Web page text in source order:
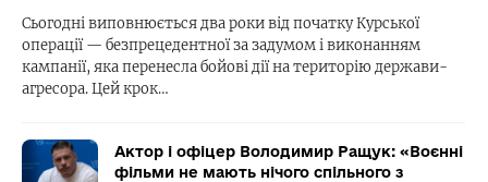
Сьогодні виповнюється два роки від початку Курської
операції — безпрецедентної за задумом і виконанням
кампанії, яка перенесла бойові дії на територію держави-
агресора. Цей крок…
Актор і офіцер Володимир Ращук: «Воєнні
фільми не мають нічого спільного з